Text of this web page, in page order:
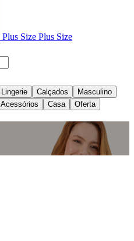
Plus Size Plus Size
Lingerie Calçados
Masculino
Acessórios Casa Oferta